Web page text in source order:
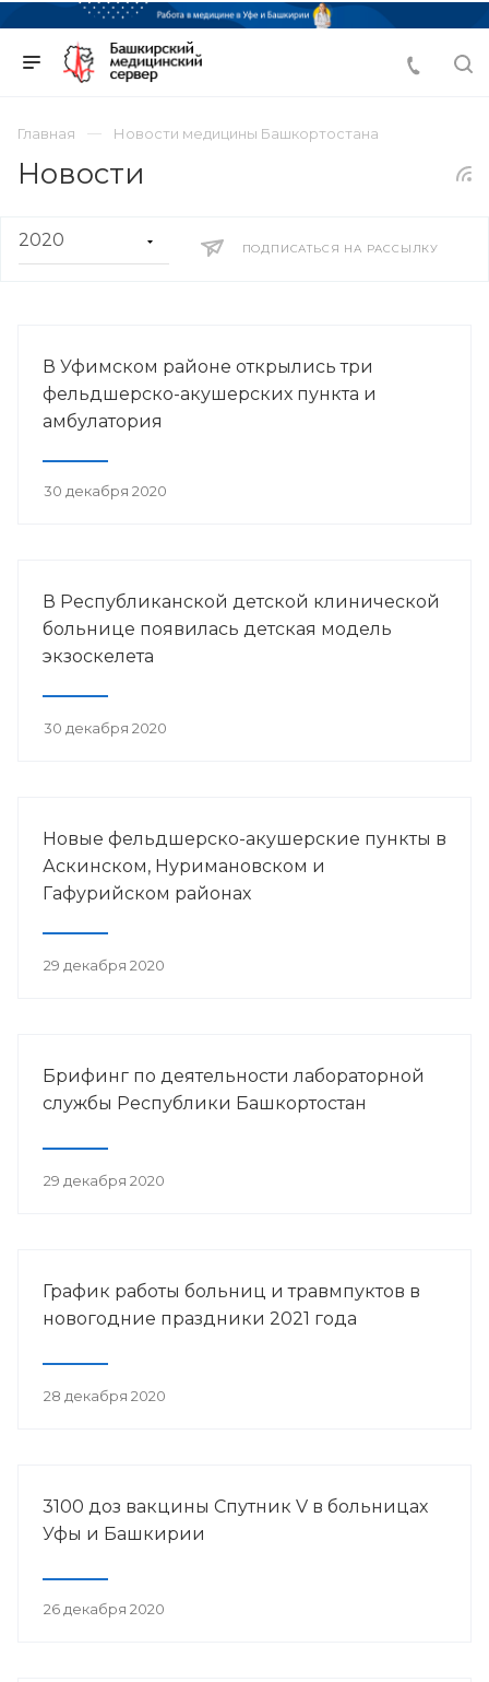
Главная Новости медицины Башкортостана
Новости
ПОДПИСАТЬСЯ НА РАССЫЛКУ
В Уфимском районе открылись три
фельдшерско-акушерских пункта и
амбулатория
30 декабря 2020
В Республиканской детской клинической
больнице появилась детская модель
экзоскелета
30 декабря 2020
Новые фельдшерско-акушерские пункты в
Аскинском, Нуримановском и
Гафурийском районах
29 декабря 2020
Брифинг по деятельности лабораторной
службы Республики Башкортостан
29 декабря 2020
График работы больниц и травмпуктов в
новогодние праздники 2021 года
28 декабря 2020
3100 доз вакцины Спутник V в больницах
Уфы и Башкирии
26 декабря 2020